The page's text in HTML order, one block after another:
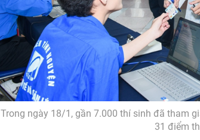
Trong ngày 18/1, gần 7.000 thí sinh đã tham
31 điểm